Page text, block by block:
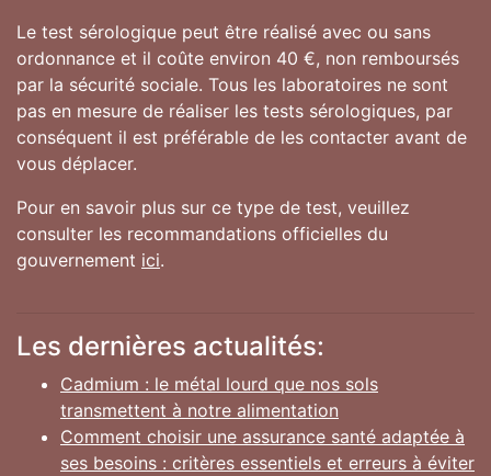
Le test sérologique peut être réalisé avec ou sans
ordonnance et il coûte environ 40 €, non remboursés
par la sécurité sociale. Tous les laboratoires ne sont
pas en mesure de réaliser les tests sérologiques, par
conséquent il est préférable de les contacter avant de
vous déplacer.
Pour en savoir plus sur ce type de test, veuillez
consulter les recommandations officielles du
gouvernement ici.
Les dernières actualités:
Cadmium : le métal lourd que nos sols
transmettent à notre alimentation
Comment choisir une assurance santé adaptée à
ses besoins : critères essentiels et erreurs à éviter